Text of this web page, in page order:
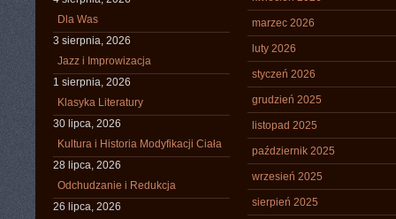
Dla Was
3 sierpnia, 2026
Jazz i Improwizacja
1 sierpnia, 2026
Klasyka Literatury
30 lipca, 2026
Kultura i Historia Modyfikacji Ciała
28 lipca, 2026
Odchudzanie i Redukcja
26 lipca, 2026
marzec 2026
luty 2026
styczeń 2026
grudzień 2025
listopad 2025
październik 2025
wrzesień 2025
sierpień 2025